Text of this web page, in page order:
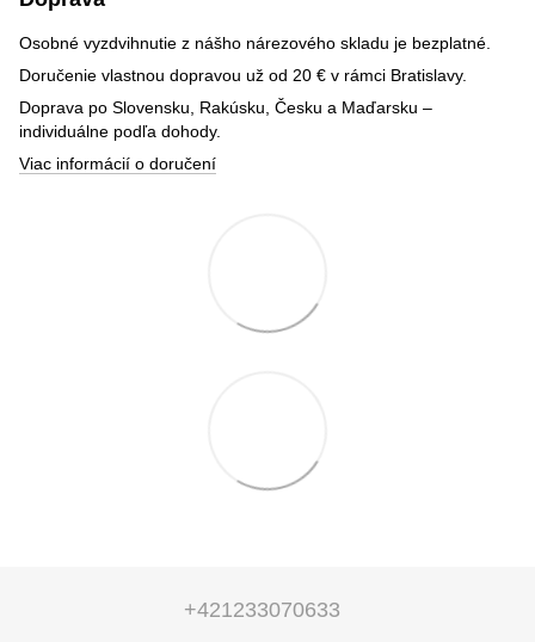
Osobné vyzdvihnutie z nášho nárezového skladu je bezplatné.
Doručenie vlastnou dopravou už od 20 € v rámci Bratislavy.
Doprava po Slovensku, Rakúsku, Česku a Maďarsku –
individuálne podľa dohody.
Viac informácií o doručení
+421233070633